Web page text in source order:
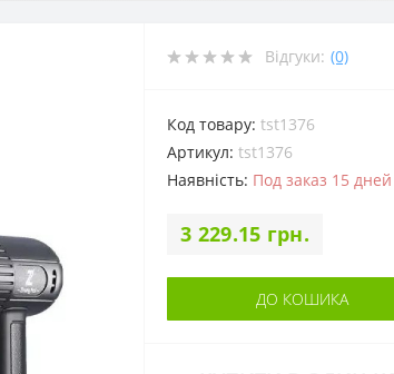
Відгуки: (0)
Код товару: tst1376
Артикул: tst1376
Наявність: Под заказ 15 дней
3 229.15 грн.
ДО КОШИКА